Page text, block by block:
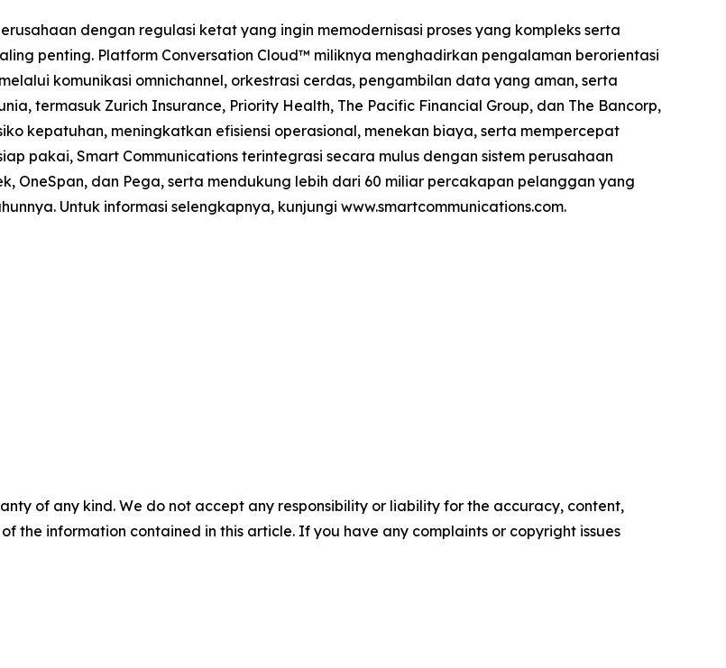
dengan regulasi ketat yang ingin memodernisasi proses yang kompleks serta
penting. Platform Conversation Cloud™ miliknya menghadirkan pengalaman berorientasi
komunikasi omnichannel, orkestrasi cerdas, pengambilan data yang aman, serta
termasuk Zurich Insurance, Priority Health, The Pacific Financial Group, dan The Bancorp,
kepatuhan, meningkatkan efisiensi operasional, menekan biaya, serta mempercepat
pakai, Smart Communications terintegrasi secara mulus dengan sistem perusahaan
OneSpan, dan Pega, serta mendukung lebih dari 60 miliar percakapan pelanggan yang
Untuk informasi selengkapnya, kunjungi www.smartcommunications.com.
of any kind. We do not accept any responsibility or liability for the accuracy, content,
the information contained in this article. If you have any complaints or copyright issues